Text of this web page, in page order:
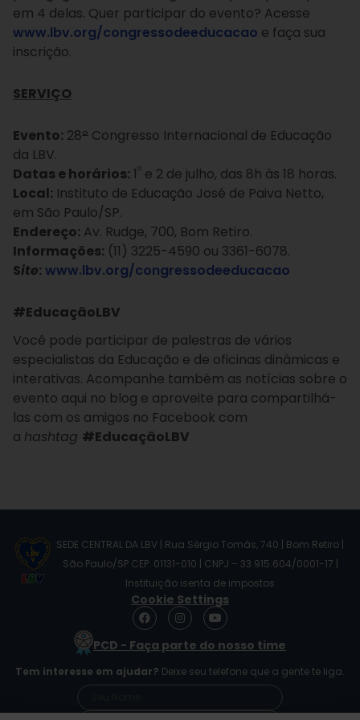
em 4 delas. Quer participar do evento? Acesse
www.lbv.org/congressodeeducacao e faça sua
inscrição.
SERVIÇO
Evento: 28º Congresso Internacional de Educação
da LBV.
Datas e horários:1º e 2 de julho, das 8h às 18 horas.
Local: Instituto de Educação José de Paiva Netto,
em São Paulo/SP.
Endereço: Av. Rudge, 700, Bom Retiro.
Informações: (11) 3225-4590 ou 3361-6078.
Site:www.lbv.org/congressodeeducacao
#EducaçãoLBV
Você pode participar de palestras de vários
especialistas da Educação e de oficinas dinâmicas e
interativas. Acompanhe também as notícias sobre o
evento aqui no blog e aproveite para compartilhá-
las com os amigos no Facebook com
a hashtag #EducaçãoLBV
SEDE CENTRAL DA LBV | Rua Sérgio Tomás, 740 | Bom Retiro |
São Paulo/SP CEP: 01131-010 | CNPJ – 33.915.604/0001-17 |
Instituição isenta de impostos
Cookie Settings
F
a
e
o
o
I
n
s
t
g
r
m
Y
o
t
b
e
PCD - Faça parte do nosso time
Tem interesse em ajudar? Deixe seu telefone que a gente te liga.